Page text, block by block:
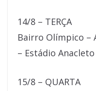
14/8 – TERÇA
Bairro Olímpico –
– Estádio
15/8 – QUARTA